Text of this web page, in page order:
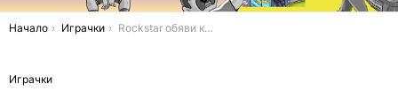
You are here:
Начало Играчки Rockstar обяви кога излиза GTA 6
Играчки